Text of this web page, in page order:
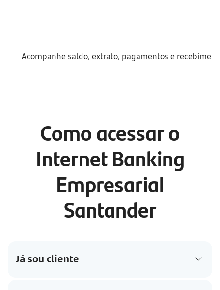
Acompanhe saldo, extrato, pagamentos e
Como acessar o
Internet Banking
Empresarial
Santander
Já sou cliente